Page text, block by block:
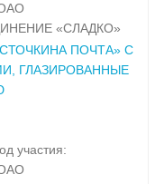
«СЛАДКО»
ПОЧТА» С
ГЛАЗИРОВАННЫЕ
участия: